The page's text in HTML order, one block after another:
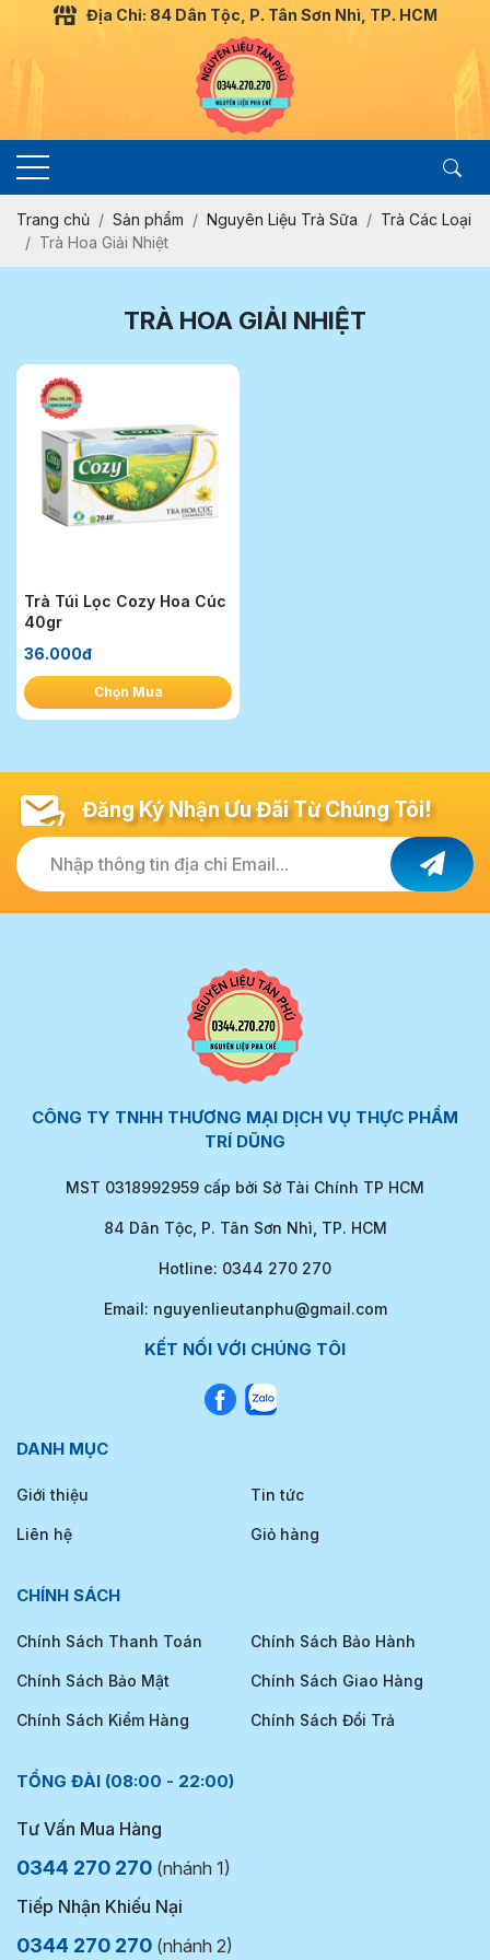
Địa Chỉ: 84 Dân Tộc, P. Tân Sơn Nhì, TP. HCM
Trang chủ Sản phẩm Nguyên Liệu Trà Sữa
Trà Các Loại
Trà Hoa Giải Nhiệt
TRÀ HOA GIẢI NHIỆT
Trà Túi Lọc Cozy Hoa Cúc
40gr
36.000đ
Chọn Mua
Đăng Ký Nhận Ưu Đãi Từ Chúng Tôi!
Nhập thông tin địa chỉ Email...
CÔNG TY TNHH THƯƠNG MẠI DỊCH VỤ THỰC PHẨM
TRÍ DŨNG
MST 0318992959 cấp bởi Sở Tài Chính TP HCM
84 Dân Tộc, P. Tân Sơn Nhì, TP. HCM
Hotline: 0344 270 270
Email: nguyenlieutanphu@gmail.com
KẾT NỐI VỚI CHÚNG TÔI
DANH MỤC
Giới thiệu Tin tức
Liên hệ Giỏ hàng
CHÍNH SÁCH
Chính Sách Thanh Toán Chính Sách Bảo Hành
Chính Sách Bảo Mật Chính Sách Giao Hàng
Chính Sách Kiểm Hàng Chính Sách Đổi Trả
TỔNG ĐÀI (08:00 - 22:00)
Tư Vấn Mua Hàng
0344 270 270 (nhánh 1)
Tiếp Nhận Khiếu Nại
0344 270 270 (nhánh 2)